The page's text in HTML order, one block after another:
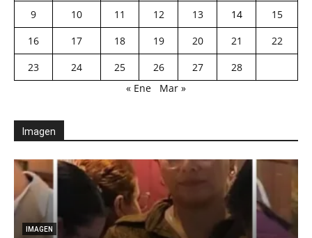
9
10 11 12 13 14
15
16
17 18 19 20 21
22
23
24 25 26 27
28
« Ene
Mar »
Imagen
IMAGEN